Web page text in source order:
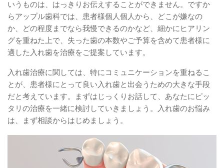
いうものは、はっきりお伝えすることができません。ですか
らアップル歯科では、患者様個人個人から、どこが嫌なの
か、どの程度までなら我慢できるのかなど、細かにヒアリン
グを重ねた上で、失った歯の本数やご予算を含めて患者様に
適した入れ歯を治療をご提案しています。
入れ歯治療に関しては、特にコミュニケーションを重ねるこ
とが、患者様にとって良い入れ歯と出会うための大きな手段
だと考えています。まずはじっくりお話して、あなたにピッ
タリの治療を一緒に検討していきましょう。入れ歯のお悩み
は、まず相談からはじめましょう。